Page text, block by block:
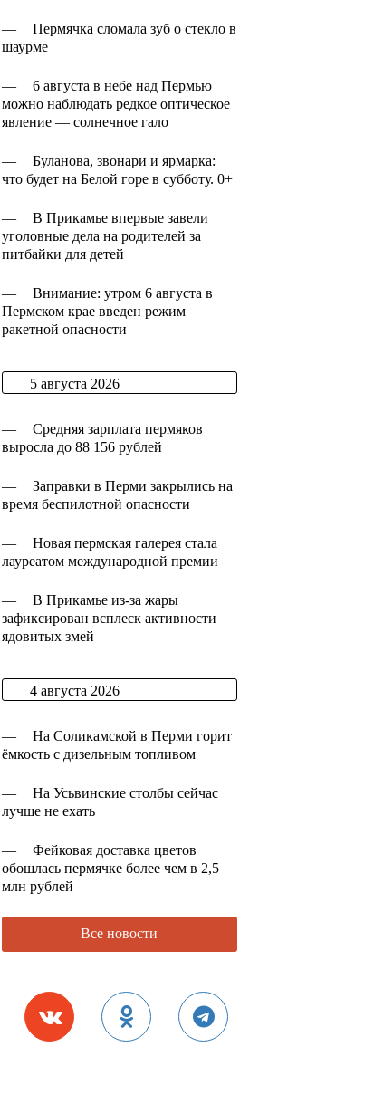
—
Пермячка сломала зуб о стекло в
шаурме
—
6 августа в небе над Пермью
можно наблюдать редкое оптическое
явление — солнечное гало
—
Буланова, звонари и ярмарка:
что будет на Белой горе в субботу. 0+
—
В Прикамье впервые завели
уголовные дела на родителей за
питбайки для детей
—
Внимание: утром 6 августа в
Пермском крае введен режим
ракетной опасности
5 августа 2026
—
Средняя зарплата пермяков
выросла до 88 156 рублей
—
Заправки в Перми закрылись на
время беспилотной опасности
—
Новая пермская галерея стала
лауреатом международной премии
—
В Прикамье из-за жары
зафиксирован всплеск активности
ядовитых змей
4 августа 2026
—
На Соликамской в Перми горит
ёмкость с дизельным топливом
—
На Усьвинские столбы сейчас
лучше не ехать
—
Фейковая доставка цветов
обошлась пермячке более чем в 2,5
млн рублей
Все новости